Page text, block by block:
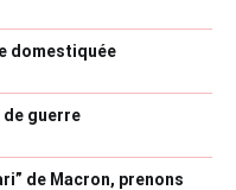
domestiquée
de guerre
de Macron, prenons